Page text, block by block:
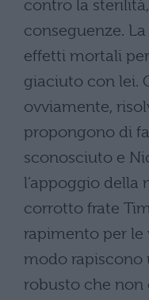
contro la
conseguenze.
effetti mortali
giaciuto con lei.
ovviamente,
propongono di
sconosciuto e
l’appoggio della
corrotto frate
rapimento per le
modo rapiscono
robusto che non